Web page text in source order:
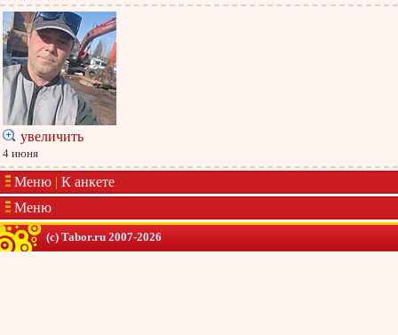
увеличить
4 июня
Меню | К анкете
Меню
(c) Tabor.ru 2007-2026